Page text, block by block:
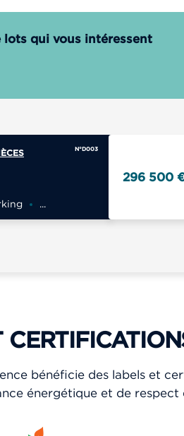
qui vous intéressent
N°D003
...
296 500
bénéficie des labels et
énergétique et de respect